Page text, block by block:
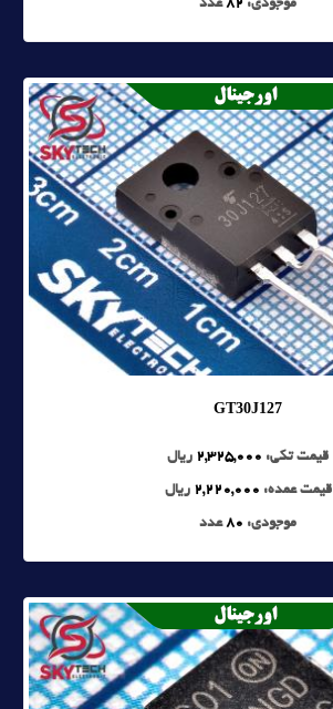
موجودی: 82عدد
GT30J127
قیمت تکی: 2,325,000 ریال
قیمت عمده: 2,220,000 ریال
موجودی: 80عدد